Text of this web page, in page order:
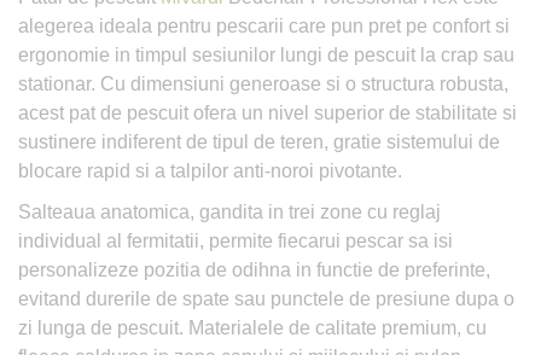
alegerea ideala pentru pescarii care pun pret pe confort si
ergonomie in timpul sesiunilor lungi de pescuit la crap sau
stationar. Cu dimensiuni generoase si o structura robusta,
acest pat de pescuit ofera un nivel superior de stabilitate si
sustinere indiferent de tipul de teren, gratie sistemului de
blocare rapid si a talpilor anti-noroi pivotante.
Salteaua anatomica, gandita in trei zone cu reglaj
individual al fermitatii, permite fiecarui pescar sa isi
personalizeze pozitia de odihna in functie de preferinte,
evitand durerile de spate sau punctele de presiune dupa o
zi lunga de pescuit. Materialele de calitate premium, cu